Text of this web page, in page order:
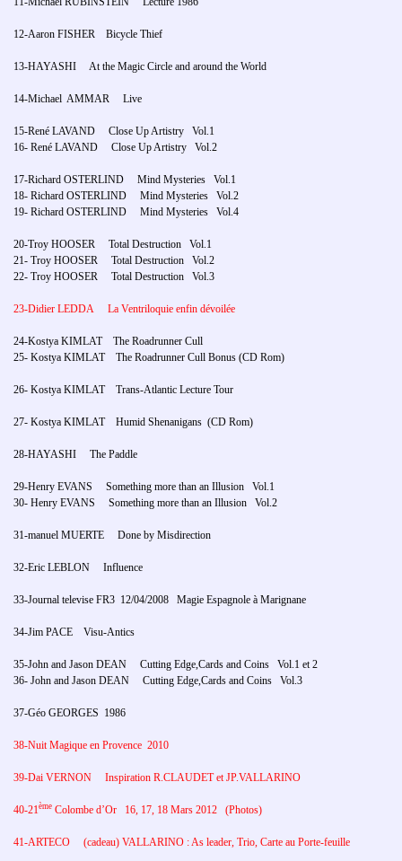
12-Aaron FISHER Bicycle Thief
13-HAYASHI At the Magic Circle and around the World
14-Michael AMMAR Live
15-René LAVAND Close Up Artistry Vol.1
16- René LAVAND Close Up Artistry Vol.2
17-Richard OSTERLIND Mind Mysteries Vol.1
18- Richard OSTERLIND Mind Mysteries Vol.2
19- Richard OSTERLIND Mind Mysteries Vol.4
20-Troy HOOSER Total Destruction Vol.1
21- Troy HOOSER Total Destruction Vol.2
22- Troy HOOSER Total Destruction Vol.3
23-Didier LEDDA La Ventriloquie enfin dévoilée
24-Kostya KIMLAT The Roadrunner Cull
25- Kostya KIMLAT The Roadrunner Cull Bonus (CD Rom)
26- Kostya KIMLAT Trans-Atlantic Lecture Tour
27- Kostya KIMLAT Humid Shenanigans (CD Rom)
28-HAYASHI The Paddle
29-Henry EVANS Something more than an Illusion Vol.1
30- Henry EVANS Something more than an Illusion Vol.2
31-manuel MUERTE Done by Misdirection
32-Eric LEBLON Influence
33-Journal televise FR3 12/04/2008 Magie Espagnole à Marignane
34-Jim PACE Visu-Antics
35-John and Jason DEAN Cutting Edge,Cards and Coins Vol.1 et 2
36- John and Jason DEAN Cutting Edge,Cards and Coins Vol.3
37-Géo GEORGES 1986
38-Nuit Magique en Provence 2010
39-Dai VERNON Inspiration R.CLAUDET et JP.VALLARINO
40-21 ème Colombe d’Or 16, 17, 18 Mars 2012 (Photos)
41-ARTECO (cadeau) VALLARINO : As leader, Trio, Carte au Porte-feuille